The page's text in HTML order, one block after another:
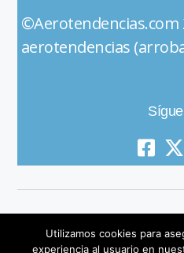
aerotendencias
Utilizamos cookies para
experiencia al usuario en